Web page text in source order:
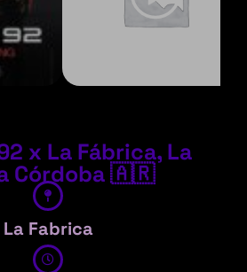
x La Fábrica, La
Córdoba 🇦🇷
La Fabrica